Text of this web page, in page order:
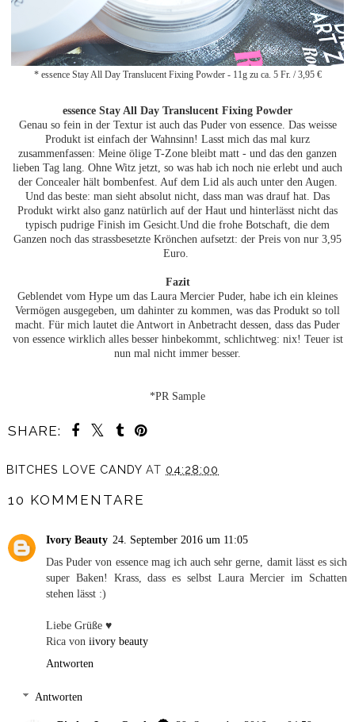
* essence Stay All Day Translucent Fixing Powder - 11g zu ca. 5 Fr. / 3,95 €
essence Stay All Day Translucent Fixing Powder
Genau so fein in der Textur ist auch das Puder von essence. Das weisse
Produkt ist einfach der Wahnsinn! Lasst mich das mal kurz
zusammenfassen: Meine ölige T-Zone bleibt matt - und das den ganzen
lieben Tag lang. Ohne Witz jetzt, so was hab ich noch nie erlebt und auch
der Concealer hält bombenfest. Auf dem Lid als auch unter den Augen.
Und das beste: man sieht absolut nicht, dass man was drauf hat. Das
Produkt wirkt also ganz natürlich auf der Haut und hinterlässt nicht das
typisch pudrige Finish im Gesicht.Und die frohe Botschaft, die dem
Ganzen noch das strassbesetzte Krönchen aufsetzt: der Preis von nur 3,95
Euro.
Fazit
Geblendet vom Hype um das Laura Mercier Puder, habe ich ein kleines
Vermögen ausgegeben, um dahinter zu kommen, was das Produkt so toll
macht. Für mich lautet die Antwort in Anbetracht dessen, dass das Puder
von essence wirklich alles besser hinbekommt, schlichtweg: nix! Teuer ist
nun mal nicht immer besser.
*PR Sample
SHARE:
BITCHES LOVE CANDY AT 04:28:00
10 KOMMENTARE
Ivory Beauty 24. September 2016 um 11:05
Das Puder von essence mag ich auch sehr gerne, damit lässt es sich
super Baken! Krass, dass es selbst Laura Mercier im Schatten
stehen lässt :)
Liebe Grüße ♥
Rica von iivory beauty
Antworten
Antworten